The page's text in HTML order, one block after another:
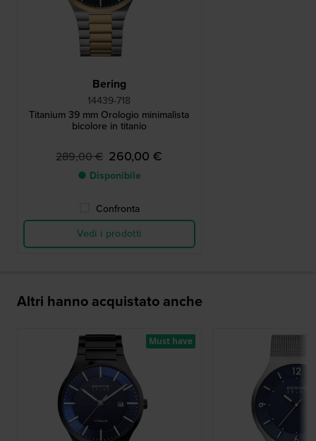
Bering
14439-718
Titanium 39 mm Orologio minimalista
bicolore in titanio
289,00 € 260,00 €
● Disponibile
Confronta
Vedi i prodotti
Altri hanno acquistato anche
Must have